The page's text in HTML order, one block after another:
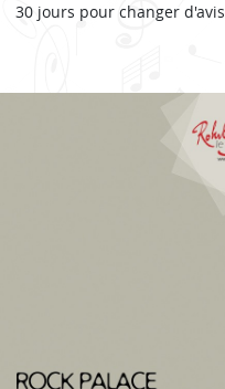
30 jours pour changer d'avis